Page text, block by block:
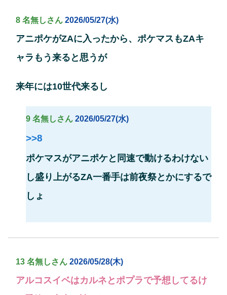
8 名無しさん 2026/05/27(水)
アニポケがZAに入ったから、ポケマスもZAキ
ャラもう来ると思うが
来年には10世代来るし
9 名無しさん 2026/05/27(水)
>>8
ポケマスがアニポケと同速で動けるわけない
し盛り上がるZA一番手は前夜祭とかにするで
しょ
13 名無しさん 2026/05/28(木)
アルコスイベはカルネとポプラで予想してるけ